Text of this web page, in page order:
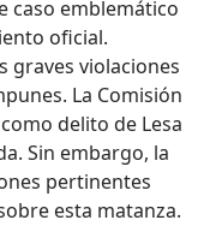
caso emblemático
oficial.
graves violaciones
La Comisión
delito de Lesa
Sin embargo, la
pertinentes
esta matanza.